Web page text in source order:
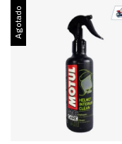
Agotado